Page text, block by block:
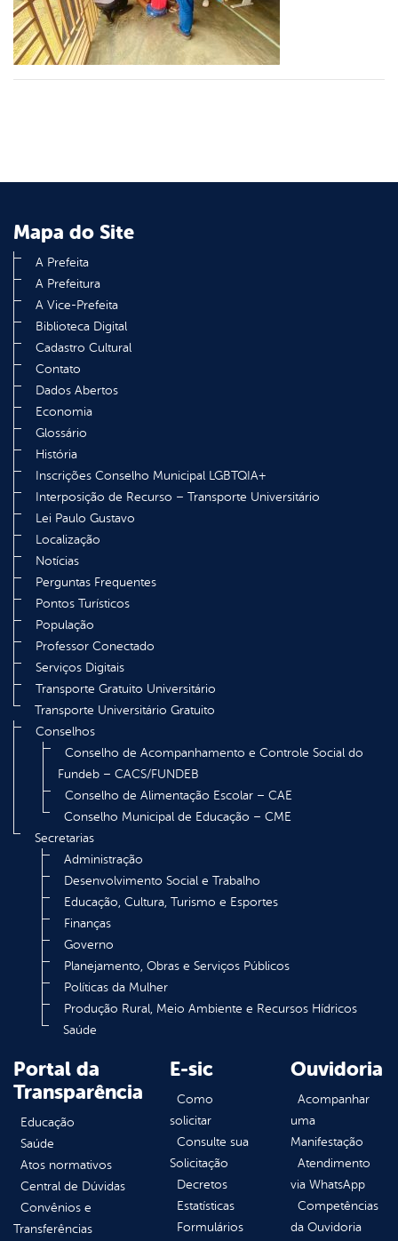
Mapa do Site
A Prefeita
A Prefeitura
A Vice-Prefeita
Biblioteca Digital
Cadastro Cultural
Contato
Dados Abertos
Economia
Glossário
História
Inscrições Conselho Municipal LGBTQIA+
Interposição de Recurso – Transporte Universitário
Lei Paulo Gustavo
Localização
Notícias
Perguntas Frequentes
Pontos Turísticos
População
Professor Conectado
Serviços Digitais
Transporte Gratuito Universitário
Transporte Universitário Gratuito
Conselhos
Conselho de Acompanhamento e Controle Social do
Fundeb – CACS/FUNDEB
Conselho de Alimentação Escolar – CAE
Conselho Municipal de Educação – CME
Secretarias
Administração
Desenvolvimento Social e Trabalho
Educação, Cultura, Turismo e Esportes
Finanças
Governo
Planejamento, Obras e Serviços Públicos
Políticas da Mulher
Produção Rural, Meio Ambiente e Recursos Hídricos
Saúde
Portal da
Transparência
Educação
Saúde
Atos normativos
Central de Dúvidas
Convênios e
Transferências
E-sic
Como
solicitar
Consulte sua
Solicitação
Decretos
Estatísticas
Formulários
Ouvidoria
Acompanhar
uma
Manifestação
Atendimento
via WhatsApp
Competências
da Ouvidoria